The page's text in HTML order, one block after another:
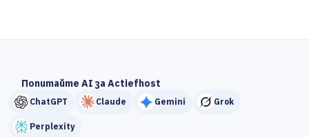
Попитайте AI за Actiefhost
ChatGPT Claude Gemini Grok
Perplexity